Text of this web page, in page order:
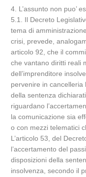
4. L’assunto non puo’
5.1. Il Decreto
tema di
crisi, prevede,
articolo 92, che il
che vantano diritti reali
dell’imprenditore
pervenire in cancelleria
della sentenza
riguardano
la comunicazione sia
o con mezzi telematici
L’articolo 53, del
l’accertamento del
disposizioni della
insolvenza, secondo il